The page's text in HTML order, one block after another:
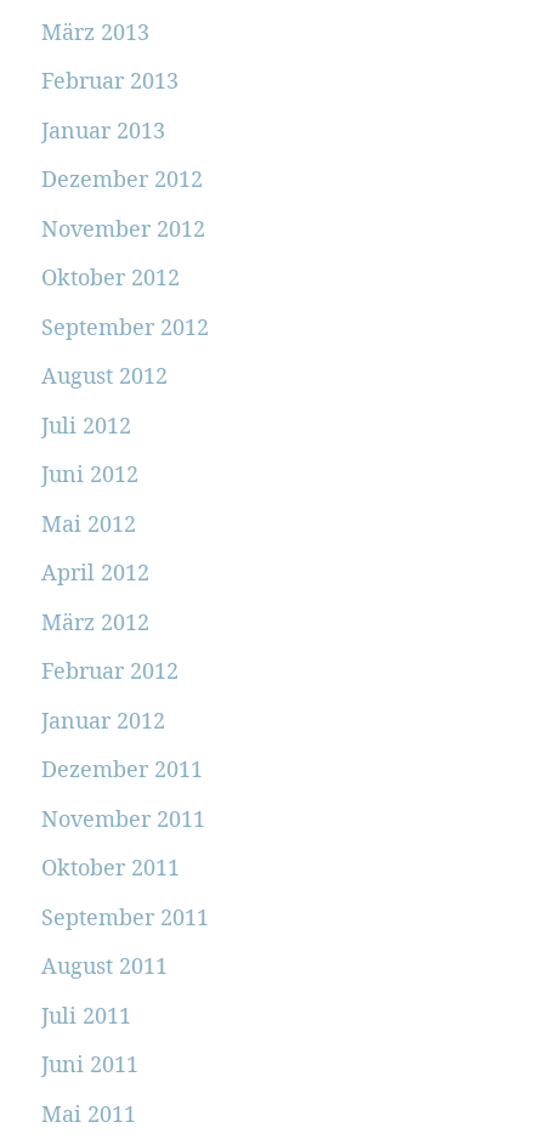
März 2013
Februar 2013
Januar 2013
Dezember 2012
November 2012
Oktober 2012
September 2012
August 2012
Juli 2012
Juni 2012
Mai 2012
April 2012
März 2012
Februar 2012
Januar 2012
Dezember 2011
November 2011
Oktober 2011
September 2011
August 2011
Juli 2011
Juni 2011
Mai 2011